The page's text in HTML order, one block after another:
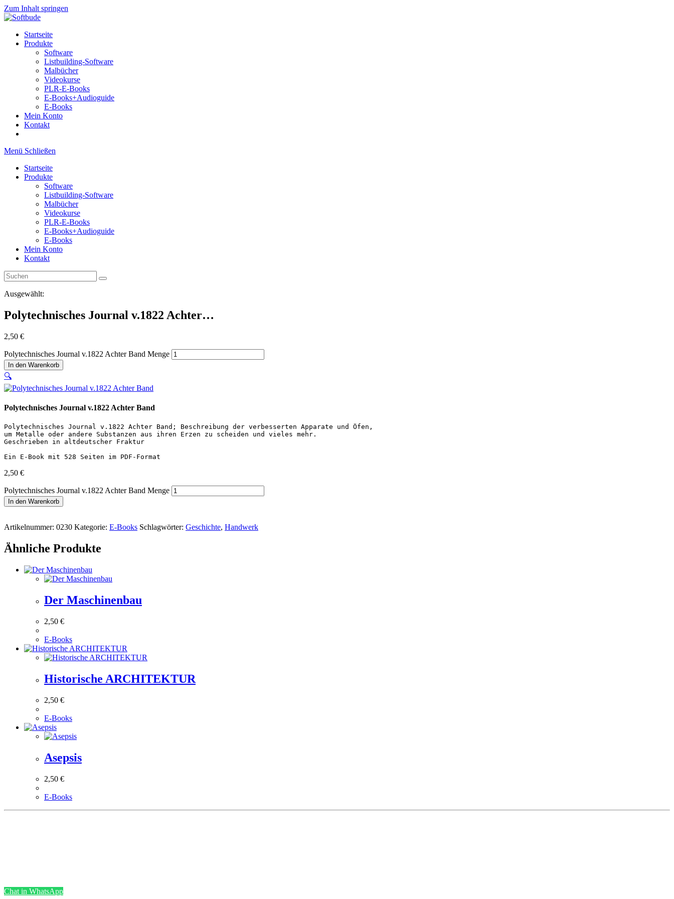
Zum Inhalt springen
Startseite
Produkte
Software
Listbuilding-Software
Malbücher
Videokurse
PLR-E-Books
E-Books+Audioguide
E-Books
Mein Konto
Kontakt
Menü Schließen
Startseite
Produkte
Software
Listbuilding-Software
Malbücher
Videokurse
PLR-E-Books
E-Books+Audioguide
E-Books
Mein Konto
Kontakt
Ausgewählt:
Polytechnisches Journal v.1822 Achter…
2,50 €
Polytechnisches Journal v.1822 Achter Band Menge
In den Warenkorb
🔍
Polytechnisches Journal v.1822 Achter Band
Polytechnisches Journal v.1822 Achter Band; Beschreibung der verbesserten Apparate und Öfen,
um Metalle oder andere Substanzen aus ihren Erzen zu scheiden und vieles mehr.
Geschrieben in altdeutscher Fraktur
Ein E-Book mit 528 Seiten im PDF-Format
2,50 €
Polytechnisches Journal v.1822 Achter Band Menge
In den Warenkorb
Artikelnummer: 0230 Kategorie: E-Books Schlagwörter: Geschichte, Handwerk
Ähnliche Produkte
Der Maschinenbau
2,50 €
E-Books
Historische ARCHITEKTUR
2,50 €
E-Books
Asepsis
2,50 €
E-Books
Chat in WhatsApp